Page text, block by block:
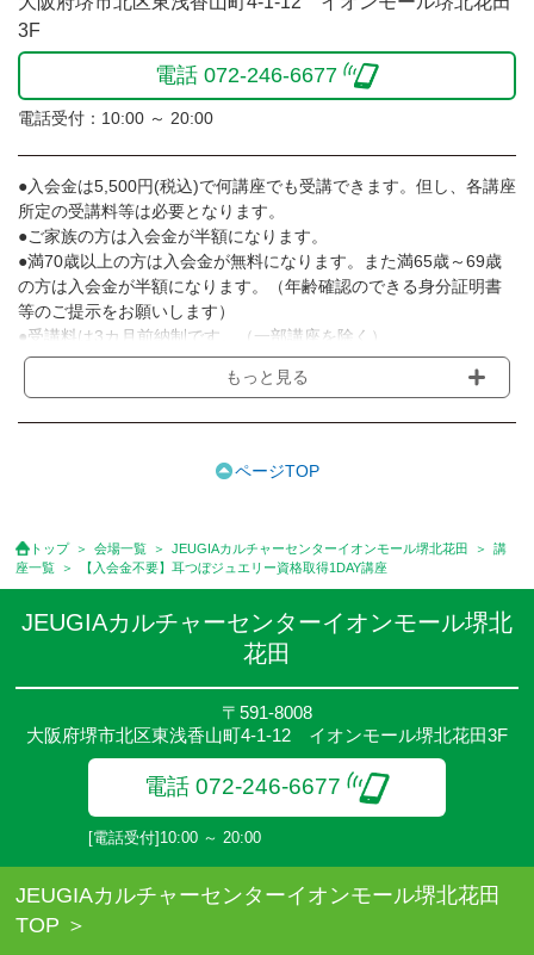
3F
電話 072-246-6677
電話受付：10:00 ～ 20:00
●入会金は5,500円(税込)で何講座でも受講できます。但し、各講座
所定の受講料等は必要となります。
●ご家族の方は入会金が半額になります。
●満70歳以上の方は入会金が無料になります。また満65歳～69歳
の方は入会金が半額になります。（年齢確認のできる身分証明書
等のご提示をお願いします）
●受講料は3カ月前納制です。（一部講座を除く）
●受講料には運営費として１講座につき月額770円(税込)が含まれ
ております。また一部の講座では別途傷害保険料も含まれており
用は含まれておりません。
のでご確認ください。
●参加人数が一定に満たない場合、体験や講座開講を中止または延
期することがあります。
●その他、詳しい内容については、ご入会時にご説明をさせていた
もっと見る
ページTOP
トップ 会場一覧 JEUGIAカルチャーセンターイオンモール堺北花田
講
座一覧
【入会金不要】耳つぼジュエリー資格取得1DAY講座
JEUGIAカルチャーセンターイオンモール堺北
花田
〒591-8008
大阪府堺市北区東浅香山町4-1-12 イオンモール堺北花田3F
電話 072-246-6677
[電話受付]10:00 ～ 20:00
JEUGIAカルチャーセンターイオンモール堺北花田
TOP